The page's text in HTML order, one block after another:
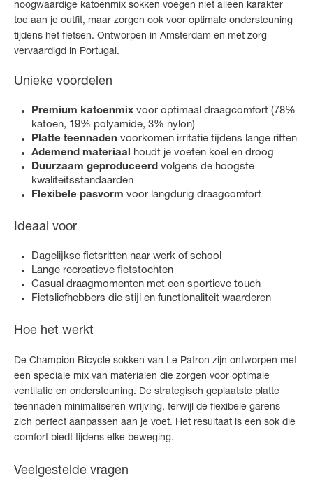
hoogwaardige katoenmix sokken voegen niet alleen karakter
toe aan je outfit, maar zorgen ook voor optimale ondersteuning
tijdens het fietsen. Ontworpen in Amsterdam en met zorg
vervaardigd in Portugal.
Unieke voordelen
Premium katoenmix voor optimaal draagcomfort (78%
katoen, 19% polyamide, 3% nylon)
Platte teennaden voorkomen irritatie tijdens lange ritten
Ademend materiaal houdt je voeten koel en droog
Duurzaam geproduceerd volgens de hoogste
kwaliteitsstandaarden
Flexibele pasvorm voor langdurig draagcomfort
Ideaal voor
Dagelijkse fietsritten naar werk of school
Lange recreatieve fietstochten
Casual draagmomenten met een sportieve touch
Fietsliefhebbers die stijl en functionaliteit waarderen
Hoe het werkt
De Champion Bicycle sokken van Le Patron zijn ontworpen met
een speciale mix van materialen die zorgen voor optimale
ventilatie en ondersteuning. De strategisch geplaatste platte
teennaden minimaliseren wrijving, terwijl de flexibele garens
zich perfect aanpassen aan je voet. Het resultaat is een sok die
comfort biedt tijdens elke beweging.
Veelgestelde vragen